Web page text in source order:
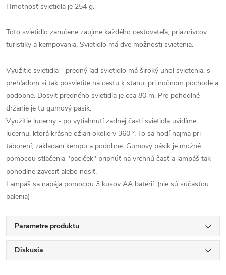
Hmotnosť svietidla je 254 g.
Toto svietidlo zaručene zaujme každého cestovateľa, priaznivcov
turistiky a kempovania. Svietidlo má dve možnosti svietenia.
Využitie svietidla - predný ľad svietidlo má široký uhol svietenia, s
prehľadom si tak posvietite na cestu k stanu, pri nočnom pochode a
podobne. Dosvit predného svietidla je cca 80 m. Pre pohodlné
držanie je tu gumový pásik.
Využitie lucerny - po vytiahnutí zadnej časti svietidla uvidíme
lucernu, ktorá krásne ožiari okolie v 360 °. To sa hodí najmä pri
táborení, zakladaní kempu a podobne. Gumový pásik je možné
pomocou stlačenia "paciček" pripnúť na vrchnú časť a lampáš tak
pohodlne zavesiť alebo nosiť.
Lampáš sa napája pomocou 3 kusov AA batérií. (nie sú súčasťou
balenia)
Parametre produktu
Diskusia